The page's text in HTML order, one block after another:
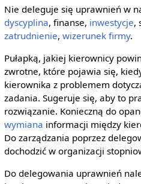
Nie deleguje się uprawnień w
dyscyplina, finanse, inwestycje,
zatrudnienie, wizerunek firmy.
Pułapką, jakiej kierownicy
zwrotne, które pojawia się,
kierownika z problemem
zadania. Sugeruje się, aby to
rozwiązanie. Konieczną do
wymiana informacji między
Do zarządzania poprzez
dochodzić w organizacji
Do delegowania uprawnień